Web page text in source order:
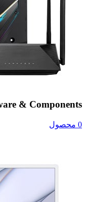
& Components
0 محصول